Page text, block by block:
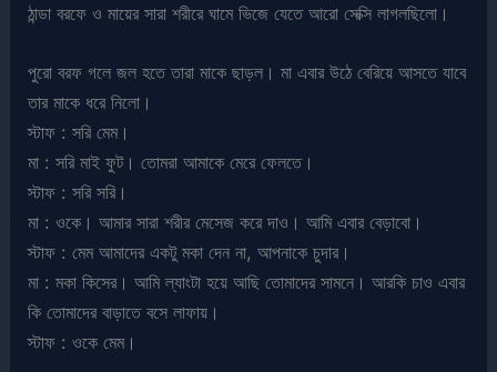
ঠান্ডা বরফে ও মায়ের সারা শরীরে ঘামে ভিজে যেতে আরো সেক্সি লাগলছিলো।
পুরো বরফ গলে জল হতে তারা মাকে ছাড়ল। মা এবার উঠে বেরিয়ে আসতে যাবে
তার মাকে ধরে নিলো।
স্টাফ : সরি মেম।
মা : সরি মাই ফুট। তোমরা আমাকে মেরে ফেলতে।
স্টাফ : সরি সরি।
মা : ওকে। আমার সারা শরীর মেসেজ করে দাও। আমি এবার বেড়াবো।
স্টাফ : মেম আমাদের একটু মকা দেন না, আপনাকে চুদার।
মা : মকা কিসের। আমি ল্যাংটা হয়ে আছি তোমাদের সামনে। আরকি চাও এবার
কি তোমাদের বাড়াতে বসে লাফায়।
স্টাফ : ওকে মেম।